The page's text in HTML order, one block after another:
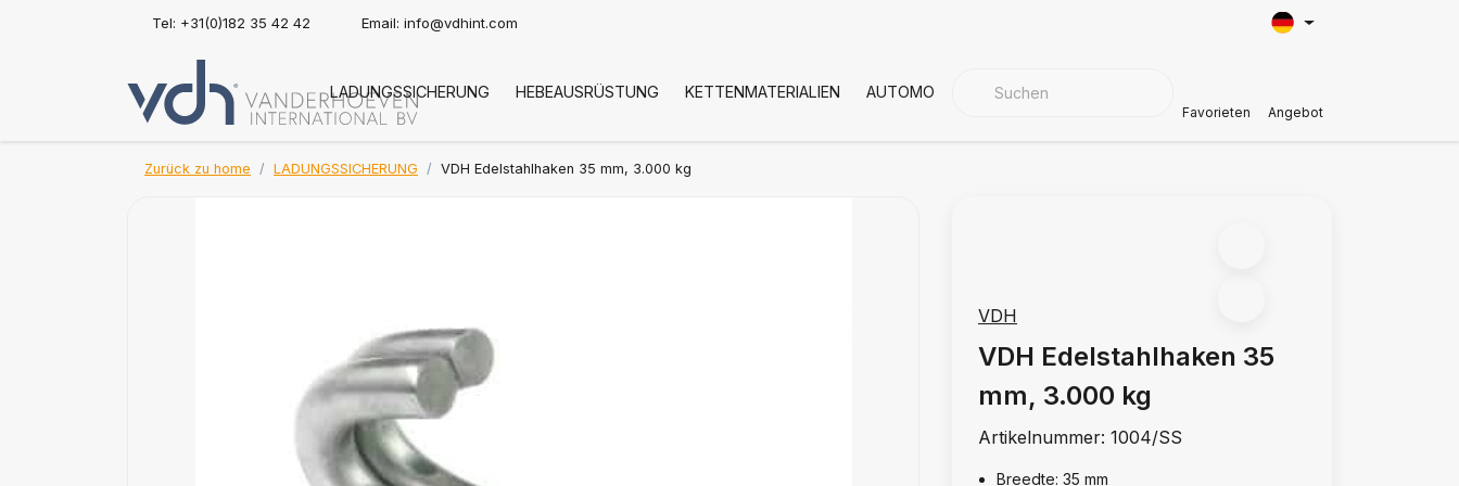
Tel: +31(0)182 35 42 42 Email: info@vdhint.com
LADUNGSSICHERUNG HEBEAUSRÜSTUNG KETTENMATERIALIEN AUTOMOTIVE BEZUGSMATERIALIEN
Favorieten Angebot
Zurück zu home LADUNGSSICHERUNG VDH Edelstahlhaken 35 mm, 3.000 kg
VDH
VDH Edelstahlhaken 35
mm, 3.000 kg
Artikelnummer: 1004/SS
Breedte: 35 mm